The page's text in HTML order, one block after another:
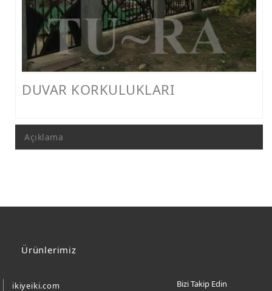
DEMİR MERDİVEN MODELLERİ
FERFORJE PERGOLA & FERFORJE SUNDURMA
FERFORJE ÇARDAK VE KAMELYA MODELLERİ
METAL SEHPA VE DRESUAR MODELLERİ
DUVAR KORKULUKLARI
Açıklama
Ürünlerimiz
ikiyeiki.com Bizi Takip Edin